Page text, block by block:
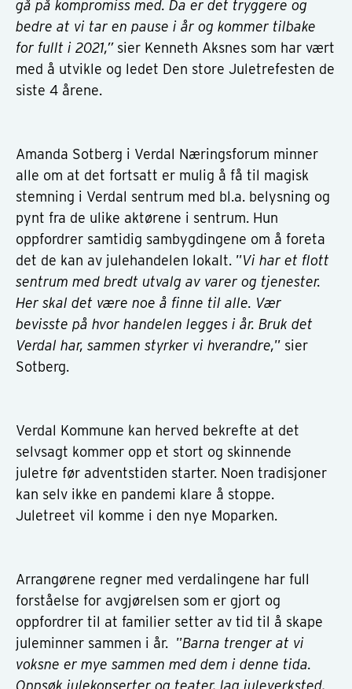
gå på kompromiss med. Da er det tryggere og
bedre at vi tar en pause i år og kommer tilbake
for fullt i 2021,” sier Kenneth Aksnes som har vært
med å utvikle og ledet Den store Juletrefesten de
siste 4 årene.
Amanda Sotberg i Verdal Næringsforum minner
alle om at det fortsatt er mulig å få til magisk
stemning i Verdal sentrum med bl.a. belysning og
pynt fra de ulike aktørene i sentrum. Hun
oppfordrer samtidig sambygdingene om å foreta
det de kan av julehandelen lokalt. ”Vi har et flott
sentrum med bredt utvalg av varer og tjenester.
Her skal det være noe å finne til alle. Vær
bevisste på hvor handelen legges i år. Bruk det
Verdal har, sammen styrker vi hverandre,” sier
Sotberg.
Verdal Kommune kan herved bekrefte at det
selvsagt kommer opp et stort og skinnende
juletre før adventstiden starter. Noen tradisjoner
kan selv ikke en pandemi klare å stoppe.
Juletreet vil komme i den nye Moparken.
Arrangørene regner med verdalingene har full
forståelse for avgjørelsen som er gjort og
oppfordrer til at familier setter av tid til å skape
juleminner sammen i år. ”Barna trenger at vi
voksne er mye sammen med dem i denne tida.
Oppsøk julekonserter og teater, lag juleverksted,